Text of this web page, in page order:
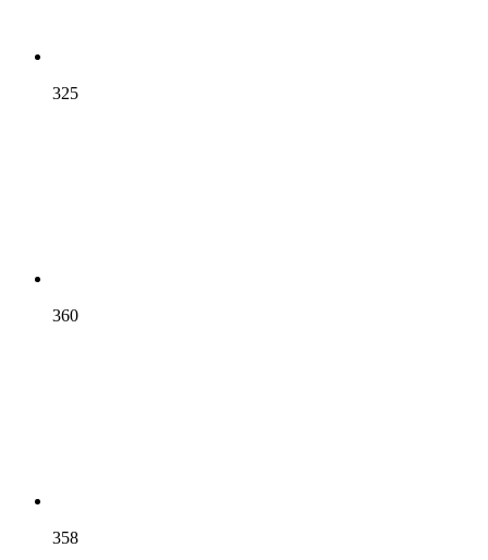
325
360
358